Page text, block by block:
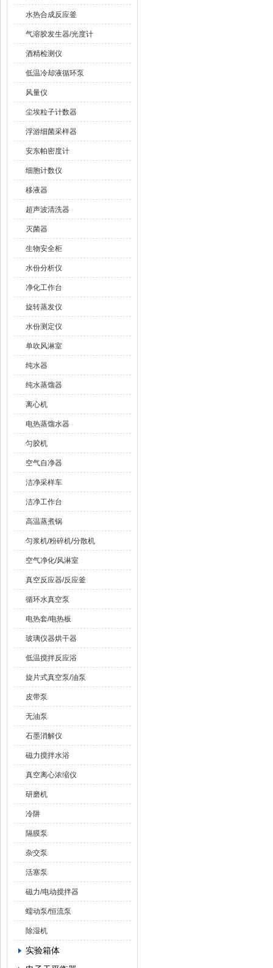
水热合成反应釜
气溶胶发生器/光度计
酒精检测仪
低温冷却液循环泵
风量仪
尘埃粒子计数器
浮游细菌采样器
安东帕密度计
细胞计数仪
移液器
超声波清洗器
灭菌器
生物安全柜
水份分析仪
净化工作台
旋转蒸发仪
水份测定仪
单吹风淋室
纯水器
纯水蒸馏器
离心机
电热蒸馏水器
匀胶机
空气自净器
洁净采样车
洁净工作台
高温蒸煮锅
匀浆机/粉碎机/分散机
空气净化/风淋室
真空反应器/反应釜
循环水真空泵
电热套/电热板
玻璃仪器烘干器
低温搅拌反应浴
旋片式真空泵/油泵
皮带泵
无油泵
石墨消解仪
磁力搅拌水浴
真空离心浓缩仪
研磨机
冷阱
隔膜泵
杂交泵
活塞泵
磁力/电动搅拌器
蠕动泵/恒流泵
除湿机
实验箱体